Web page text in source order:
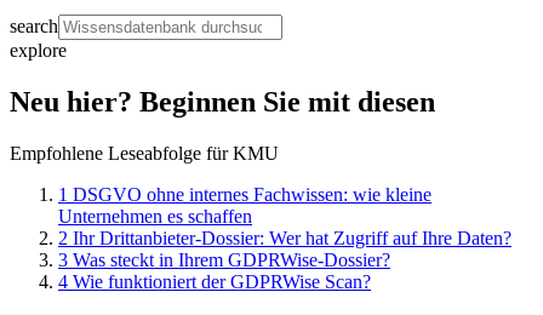
search
explore
Neu hier? Beginnen Sie mit diesen
Empfohlene Leseabfolge für KMU
1 DSGVO ohne internes Fachwissen: wie kleine
Unternehmen es schaffen
2 Ihr Drittanbieter-Dossier: Wer hat Zugriff auf Ihre Daten?
3 Was steckt in Ihrem GDPRWise-Dossier?
4 Wie funktioniert der GDPRWise Scan?